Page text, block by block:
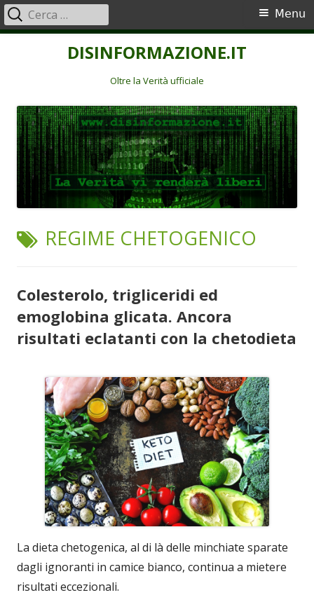
DISINFORMAZIONE.IT
Oltre la Verità ufficiale
Menu
principale
Menu
Ricerca
per:
TAG:
REGIME CHETOGENICO
Colesterolo, trigliceridi ed
emoglobina glicata. Ancora
risultati eclatanti con la chetodieta
La dieta chetogenica, al di là delle minchiate sparate
dagli ignoranti in camice bianco, continua a mietere
risultati eccezionali.